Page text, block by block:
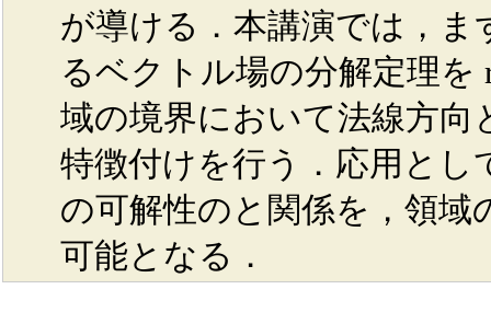
が導ける．本講演では，ま
るベクトル場の分解定理
域の境界において法線方向
特徴付けを行う．応用とし
の可解性のと関係を，領
可能となる．